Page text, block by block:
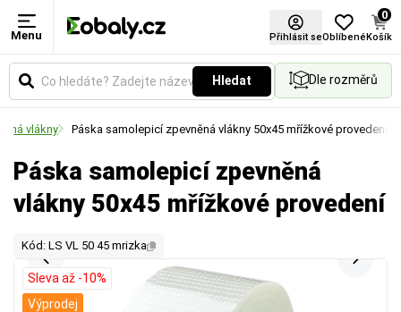
Menu Přihlásit seOblíbené
0
Košík
Hledat Dle rozměrů
vlákny Páska samolepicí zpevněná vlákny 50x45 mřížkové provedení
Páska samolepicí zpevněná
vlákny 50x45 mřížkové provedení
Kód: LS VL 50 45 mrizka
Sleva až -10%
Výprodej